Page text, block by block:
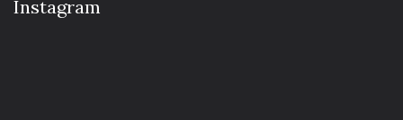
Instagram